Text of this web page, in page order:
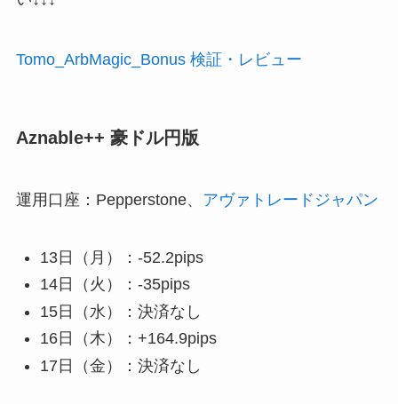
Tomo_ArbMagic_Bonus 検証・レビュー
Aznable++ 豪ドル円版
運用口座：Pepperstone、 アヴァトレードジャパン
13日（月）：-52.2pips
14日（火）：-35pips
15日（水）：決済なし
16日（木）：+164.9pips
17日（金）：決済なし